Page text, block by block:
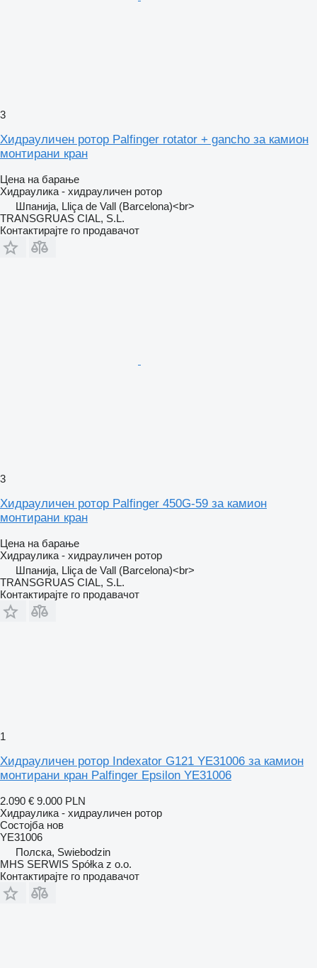
3
Хидрауличен ротор Palfinger rotator + gancho за камион
монтирани кран
Цена на барање
Хидраулика - хидрауличен ротор
Шпанија, Lliça de Vall (Barcelona)<br>
TRANSGRUAS CIAL, S.L.
Контактирајте го продавачот
3
Хидрауличен ротор Palfinger 450G-59 за камион
монтирани кран
Цена на барање
Хидраулика - хидрауличен ротор
Шпанија, Lliça de Vall (Barcelona)<br>
TRANSGRUAS CIAL, S.L.
Контактирајте го продавачот
1
Хидрауличен ротор Indexator G121 YE31006 за камион
монтирани кран Palfinger Epsilon YE31006
2.090 € 9.000 PLN
Хидраулика - хидрауличен ротор
Состојба нов
YE31006
Полска, Swiebodzin
MHS SERWIS Spółka z o.o.
Контактирајте го продавачот